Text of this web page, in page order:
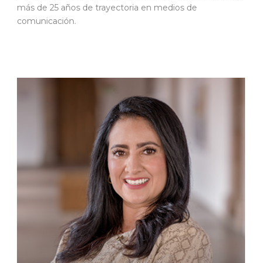
más de 25 años de trayectoria en medios de
comunicación.